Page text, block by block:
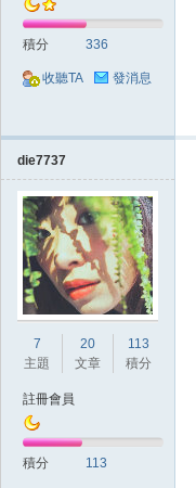
積分 336
收聽TA 發消息
die7737
7
主題
20
文章
113
積分
註冊會員
積分 113